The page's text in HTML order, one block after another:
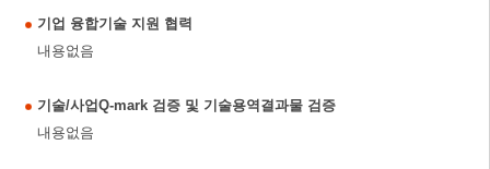
기업 융합기술 지원 협력
내용없음
기술/사업Q-mark 검증 및 기술용역결과물 검증
내용없음